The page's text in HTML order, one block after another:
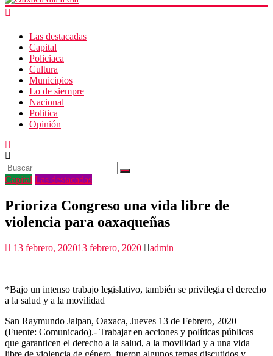
Las destacadas
Capital
Policiaca
Cultura
Municipios
Lo de siempre
Nacional
Politica
Opinión
Capital Las destacadas
Prioriza Congreso una vida libre de
violencia para oaxaqueñas
13 febrero, 202013 febrero, 2020 admin
*Bajo un intenso trabajo legislativo, también se privilegia el derecho
a la salud y a la movilidad
San Raymundo Jalpan, Oaxaca, Jueves 13 de Febrero, 2020
(Fuente: Comunicado).- Trabajar en acciones y políticas públicas
que garanticen el derecho a la salud, a la movilidad y a una vida
libre de violencia de género, fueron algunos temas discutidos y